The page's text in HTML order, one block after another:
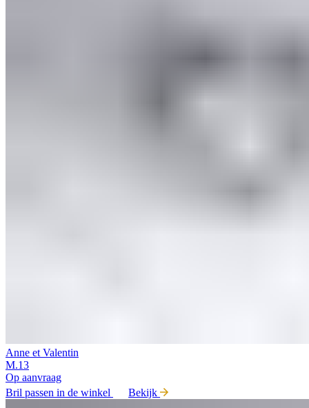
Anne et Valentin
M.13
Op aanvraag
Bril passen in de winkel
Bekijk